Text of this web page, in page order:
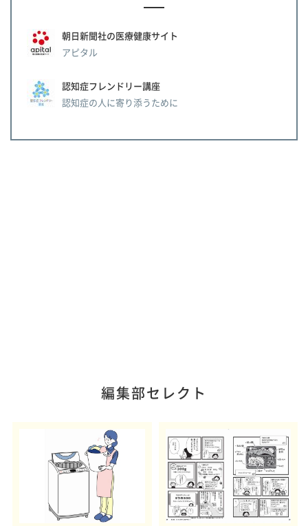
朝日新聞社の医療健康サイト
アピタル
認知症フレンドリー講座
認知症の人に寄り添うために
編集部セレクト